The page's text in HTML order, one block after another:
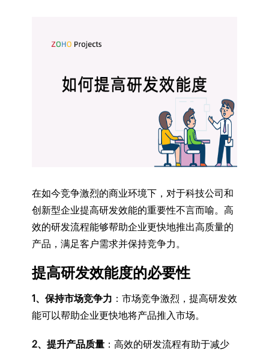
在如今竞争激烈的商业环境下，对于科技公司和
创新型企业提高研发效能的重要性不言而喻。高
效的研发流程能够帮助企业更快地推出高质量的
产品，满足客户需求并保持竞争力。
提高研发效能度的必要性
1、保持市场竞争力 ：市场竞争激烈，提高研发效
能可以帮助企业更快地将产品推入市场。
2、提升产品质量：高效的研发流程有助于减少